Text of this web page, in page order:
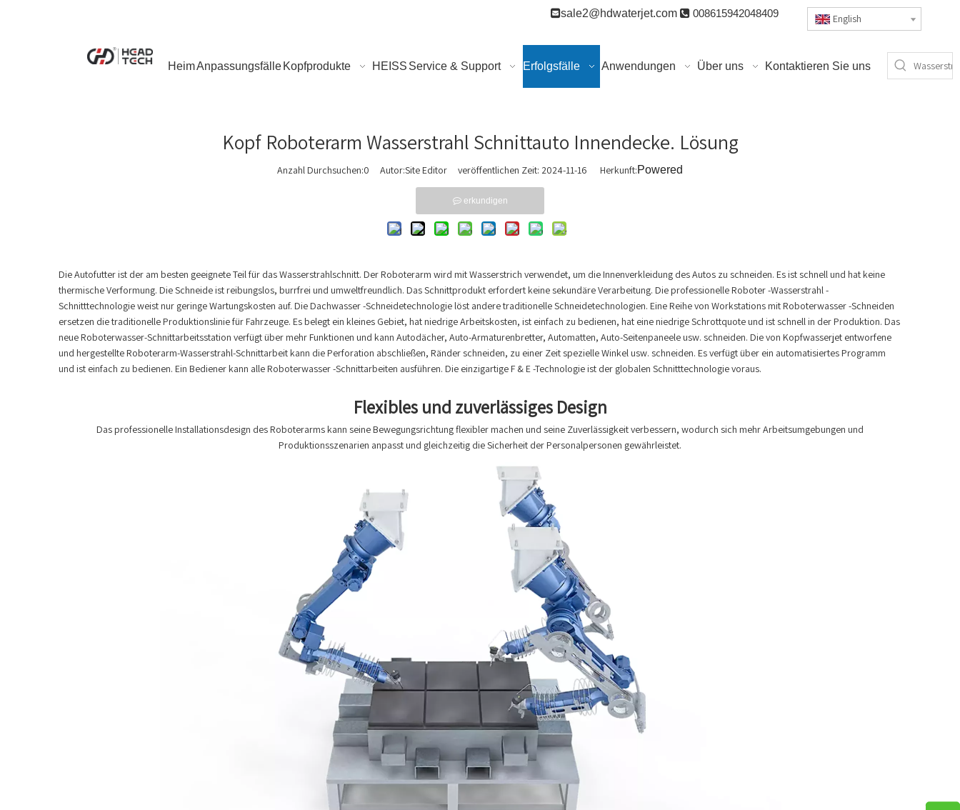
sale2@hdwaterjet.com  008615942048409 English
HeimAnpassungsfälle Kopfprodukte HEISS Service & Support Erfolgsfälle Anwendungen Über uns Kontaktieren Sie uns
Kopf Roboterarm Wasserstrahl Schnittauto Innendecke. Lösung
Anzahl Durchsuchen:0 Autor:Site Editor veröffentlichen Zeit: 2024-11-16 Herkunft:Powered
erkundigen
Die Autofutter ist der am besten geeignete Teil für das Wasserstrahlschnitt. Der Roboterarm wird mit Wasserstrich verwendet, um die Innenverkleidung des Autos zu schneiden. Es ist schnell und hat keine
thermische Verformung. Die Schneide ist reibungslos, burrfrei und umweltfreundlich. Das Schnittprodukt erfordert keine sekundäre Verarbeitung. Die professionelle Roboter -Wasserstrahl -
Schnitttechnologie weist nur geringe Wartungskosten auf. Die Dachwasser -Schneidetechnologie löst andere traditionelle Schneidetechnologien. Eine Reihe von Workstations mit Roboterwasser -Schneiden
ersetzen die traditionelle Produktionslinie für Fahrzeuge. Es belegt ein kleines Gebiet, hat niedrige Arbeitskosten, ist einfach zu bedienen, hat eine niedrige Schrottquote und ist schnell in der Produktion. Das
neue Roboterwasser-Schnittarbeitsstation verfügt über mehr Funktionen und kann Autodächer, Auto-Armaturenbretter, Automatten, Auto-Seitenpaneele usw. schneiden. Die von Kopfwasserjet entworfene
und hergestellte Roboterarm-Wasserstrahl-Schnittarbeit kann die Perforation abschließen, Ränder schneiden, zu einer Zeit spezielle Winkel usw. schneiden. Es verfügt über ein automatisiertes Programm
und ist einfach zu bedienen. Ein Bediener kann alle Roboterwasser -Schnittarbeiten ausführen. Die einzigartige F & E -Technologie ist der globalen Schnitttechnologie voraus.
Flexibles und zuverlässiges Design
Das professionelle Installationsdesign des Roboterarms kann seine Bewegungsrichtung flexibler machen und seine Zuverlässigkeit verbessern, wodurch sich mehr Arbeitsumgebungen und
Produktionsszenarien anpasst und gleichzeitig die Sicherheit der Personalpersonen gewährleistet.